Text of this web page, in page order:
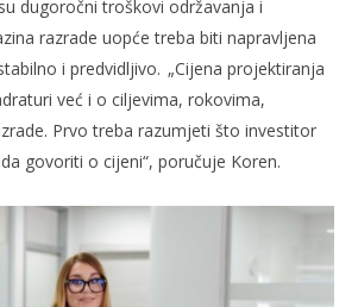
dugoročni troškovi održavanja i
razrade uopće treba biti napravljena
i predvidljivo. „Cijena projektiranja
već i o ciljevima, rokovima,
Prvo treba razumjeti što investitor
govoriti o cijeni“, poručuje Koren.